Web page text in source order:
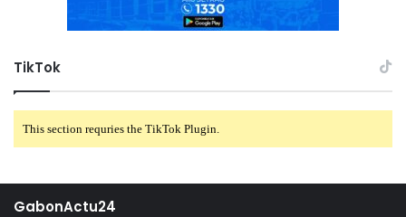
TikTok
This section requries the TikTok Plugin.
GabonActu24